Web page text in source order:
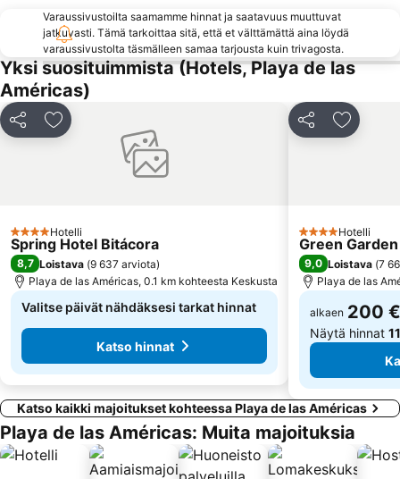
Centro Comercial Safari
Centro Comercial El Duque
Playa de Los Guíos
Complejo Playa Jardín
Playa de Santiago
La Caleta
Playa de Las Galletas
Mercadillo de Alcalá
Teleférico del Teide
Corpus Cristi
Playa de la Tejita
Varaussivustoilta saamamme hinnat ja saatavuus muuttuvat
jatkuvasti. Tämä tarkoittaa sitä, että et välttämättä aina löydä
varaussivustolta täsmälleen samaa tarjousta kuin trivagosta.
Yksi suosituimmista (Hotels, Playa de las
Américas)
Jaa Lisää suosikkeihin
4 Tähtiluokitus
Hotelli
Spring Hotel Bitácora
8,7 Loistava (9 637 arviota)
Playa de las Américas, 0.1 km kohteesta Keskusta
Valitse päivät nähdäksesi tarkat hinnat
Katso hinnat
Jaa Lisää
4 Tähtiluokitus
Hotelli
Green
9,0 Loistava (7
Playa de las
alkaen 200 €
Näytä hinnat
Katso kaikki majoitukset kohteessa Playa de las Américas
Playa de las Américas: Muita majoituksia